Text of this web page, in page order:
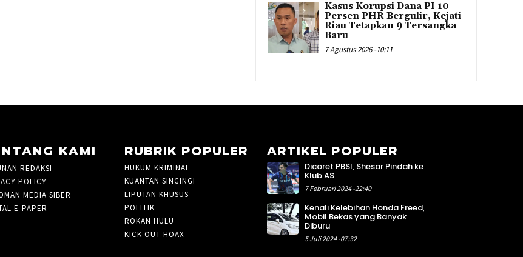
Kasus Korupsi Dana PI 10
Persen PHR Bergulir, Kejati
Riau Tetapkan 9 Tersangka
Baru
7 Agustus 2026 -10:11
KAMI
REDAKSI
POLICY
MEDIA SIBER
E-PAPER
RUBRIK POPULER
HUKUM KRIMINAL
KUANTAN SINGINGI
LIPUTAN KHUSUS
POLITIK
ROKAN HULU
KICK OUT HOAX
ARTIKEL POPULER
Dicoret PBSI, Shesar Pindah ke
Klub AS
7 Februari 2024 -22:40
Kenali Kelebihan Honda Freed,
Mobil Bekas yang Banyak
Diburu
5 Juli 2024 -07:32